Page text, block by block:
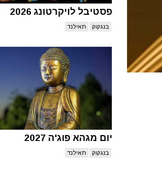
פסטיבל לויקרטונג 2026
בנגקוק תאילנד
יום מגהא פוג'ה 2027
בנגקוק תאילנד